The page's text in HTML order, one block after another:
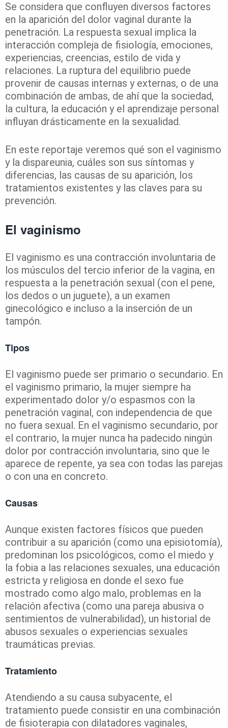
Se considera que confluyen diversos factores
en la aparición del dolor vaginal durante la
penetración. La respuesta sexual implica la
interacción compleja de fisiología, emociones,
experiencias, creencias, estilo de vida y
relaciones. La ruptura del equilibrio puede
provenir de causas internas y externas, o de una
combinación de ambas, de ahí que la sociedad,
la cultura, la educación y el aprendizaje personal
influyan drásticamente en la sexualidad.
En este reportaje veremos qué son el vaginismo
y la dispareunia, cuáles son sus síntomas y
diferencias, las causas de su aparición, los
tratamientos existentes y las claves para su
prevención.
El vaginismo
El vaginismo es una contracción involuntaria de
los músculos del tercio inferior de la vagina, en
respuesta a la penetración sexual (con el pene,
los dedos o un juguete), a un examen
ginecológico e incluso a la inserción de un
tampón.
Tipos
El vaginismo puede ser primario o secundario. En
el vaginismo primario, la mujer siempre ha
experimentado dolor y/o espasmos con la
penetración vaginal, con independencia de que
no fuera sexual. En el vaginismo secundario, por
el contrario, la mujer nunca ha padecido ningún
dolor por contracción involuntaria, sino que le
aparece de repente, ya sea con todas las parejas
o con una en concreto.
Causas
Aunque existen factores físicos que pueden
contribuir a su aparición (como una episiotomía),
predominan los psicológicos, como el miedo y
la fobia a las relaciones sexuales, una educación
estricta y religiosa en donde el sexo fue
mostrado como algo malo, problemas en la
relación afectiva (como una pareja abusiva o
sentimientos de vulnerabilidad), un historial de
abusos sexuales o experiencias sexuales
traumáticas previas.
Tratamiento
Atendiendo a su causa subyacente, el
tratamiento puede consistir en una combinación
de fisioterapia con dilatadores vaginales,